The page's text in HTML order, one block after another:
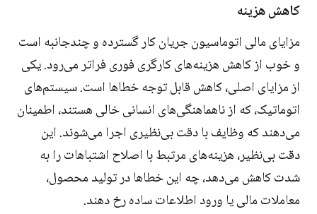
کاهش هزینه
مزایای مالی اتوماسیون جریان کار گسترده و چندجانبه است
و خوب از کاهش هزینه‌های کارگری فوری فراتر می‌رود. یکی
از مزایای اصلی، کاهش قابل توجه خطاها است. سیستم‌های
اتوماتیک، که از ناهماهنگی‌های انسانی خالی هستند، اطمینان
می‌دهند که وظایف با دقت بی‌نظیری اجرا می‌شوند. این
دقت بی‌نظیر، هزینه‌های مرتبط با اصلاح اشتباهات را به
شدت کاهش می‌دهد، چه این خطاها در تولید محصول،
معاملات مالی یا ورود اطلاعات ساده رخ دهند.